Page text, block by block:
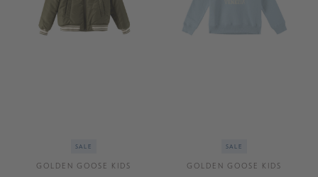
SALE
GOLDEN GOOSE KIDS
SALE
GOLDEN GOOSE KIDS